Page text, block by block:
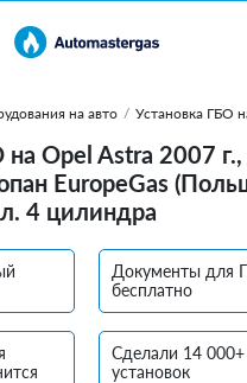
на авто / Установка ГБО
на Opel Astra 2007
EuropeGas
4 цилиндра
Документы для
бесплатно
Сделали 14 000+
установок